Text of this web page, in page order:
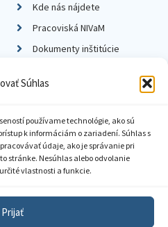
Súhlas
používame technológie, ako sú
k informáciám o zariadení. Súhlas s
údaje, ako je správanie pri
stránke. Nesúhlas alebo odvolanie
vlastnosti a funkcie.
Prijať
Kde nás nájdete
Pracoviská NIVaM
Dokumenty inštitúcie
súkromia
informácií